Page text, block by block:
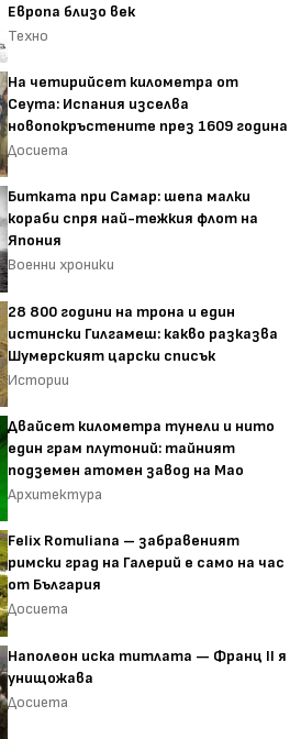
Европа близо век
Техно
На четирийсет километра от
Сеута: Испания изселва
новопокръстените през 1609 година
Досиета
Битката при Самар: шепа малки
кораби спря най-тежкия флот на
Япония
Военни хроники
28 800 години на трона и един
истински Гилгамеш: какво разказва
Шумерският царски списък
Истории
Двайсет километра тунели и нито
един грам плутоний: тайният
подземен атомен завод на Мао
Архитектура
Felix Romuliana – забравеният
римски град на Галерий е само на час
от България
Досиета
Наполеон иска титлата — Франц II я
унищожава
Досиета